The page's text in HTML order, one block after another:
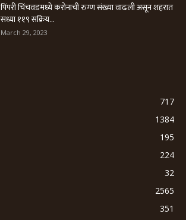
पिंपरी चिंचवडमध्ये करोनाची रुग्ण संख्या वाढली असून शहरात
सध्या ११९ सक्रिय...
March 29, 2023
717
1384
195
224
32
2565
351